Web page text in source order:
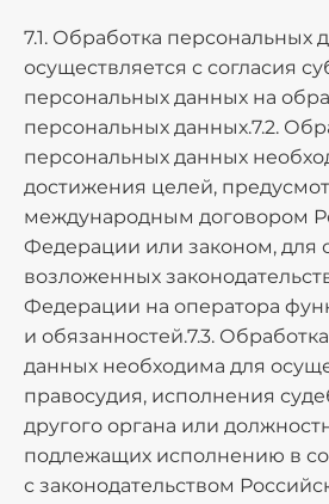
7.1. Обработка персональных
осуществляется с согласия
персональных данных на
персональных данных.7.2.
персональных данных
достижения целей,
международным договором
Федерации или законом, для
возложенных
Федерации на оператора
и обязанностей.7.3.
данных необходима для
правосудия, исполнения
другого органа или
подлежащих исполнению в
с законодательством